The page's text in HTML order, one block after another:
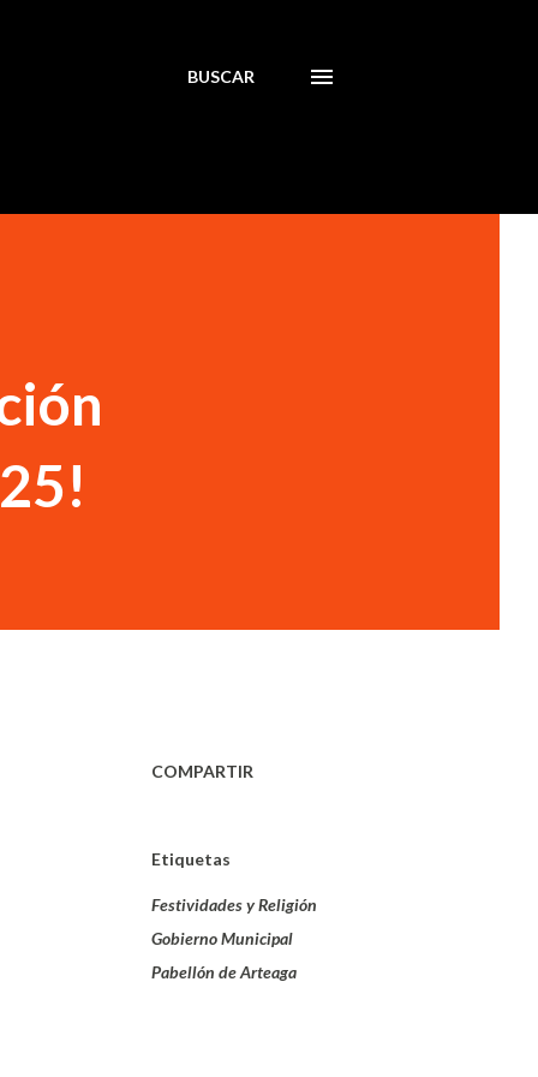
BUSCAR
COMPARTIR
Etiquetas
Festividades y Religión
Gobierno Municipal
Pabellón de Arteaga